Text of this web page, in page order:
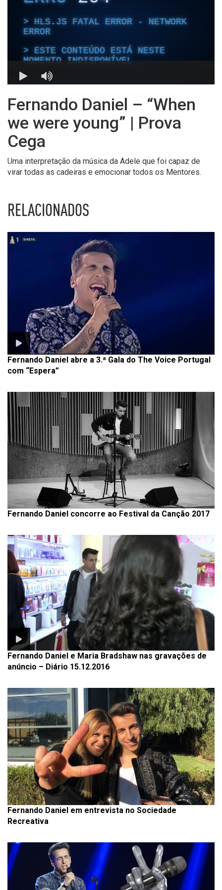
Fernando Daniel – “When
we were young” | Prova
Cega
Uma interpretação da música da Adele que foi capaz de
virar todas as cadeiras e emocionar todos os Mentores.
RELACIONADOS
Fernando Daniel abre a 3.ª Gala do The Voice Portugal
com “Espera”
Fernando Daniel concorre ao Festival da Canção 2017
Fernando Daniel e Maria Bradshaw nas gravações de
anúncio – Diário 15.12.2016
Fernando Daniel em entrevista no Sociedade
Recreativa